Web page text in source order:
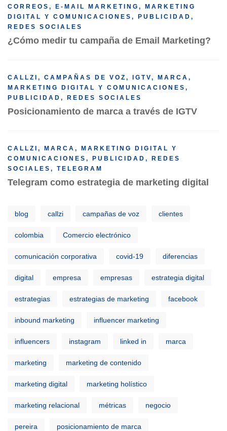
CORREOS , E-MAIL MARKETING , MARKETING
DIGITAL Y COMUNICACIONES , PUBLICIDAD ,
REDES SOCIALES
¿Cómo medir tu campaña de Email Marketing?
CALLZI , CAMPAÑAS DE VOZ , IGTV, MARCA ,
MARKETING DIGITAL Y COMUNICACIONES ,
PUBLICIDAD , REDES SOCIALES
Posicionamiento de marca a través de IGTV
CALLZI , MARCA , MARKETING DIGITAL Y
COMUNICACIONES , PUBLICIDAD , REDES
SOCIALES , TELEGRAM
Telegram como estrategia de marketing digital
blog callzi campañas de voz clientes
colombia Comercio electrónico
comunicación corporativa covid-19 diferencias
digital empresa empresas estrategia digital
estrategias estrategias de marketing facebook
inbound marketing influencer marketing
influencers instagram linked in marca
marketing marketing de contenido
marketing digital marketing holístico
marketing relacional métricas negocio
pereira posicionamiento de marca